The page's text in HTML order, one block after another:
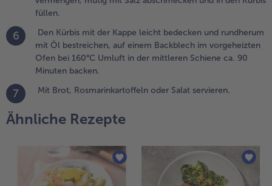
füllen.füllen.
6
Den Kürbis mit der Kappe leicht bedecken und rundherum
mit Öl bestreichen, auf einem Backblech im vorgeheizten
Ofen bei 160°C Umluft in der mittleren Schiene ca. 90
Minuten backen.
7 Mit Brot, Rosmarinkartoffeln oder Salat servieren.
Ähnliche Rezepte